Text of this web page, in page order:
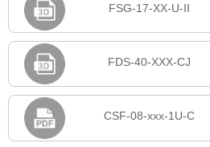
FSG-17-XX-U-II
FDS-40-XXX-CJ
CSF-08-xxx-1U-C